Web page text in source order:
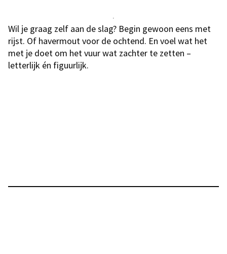
Wil je graag zelf aan de slag? Begin gewoon eens met
rijst. Of havermout voor de ochtend. En voel wat het
met je doet om het vuur wat zachter te zetten –
letterlijk én figuurlijk.